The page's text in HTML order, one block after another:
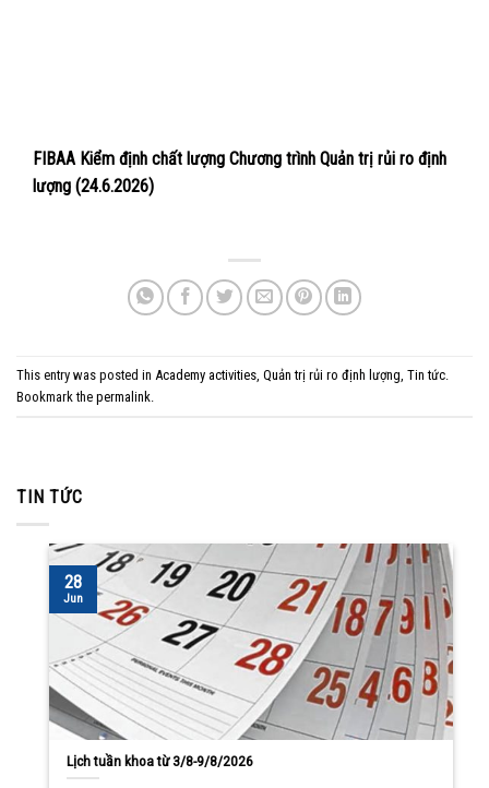
FIBAA Kiểm định chất lượng Chương trình Quản trị rủi ro định
lượng (24.6.2026)
This entry was posted in Academy activities Quản trị rủi ro định lượng Tin tức
Bookmark the permalink
TIN TỨC
Lịch tuần khoa từ 3/8-9/8/2026
28
Jun